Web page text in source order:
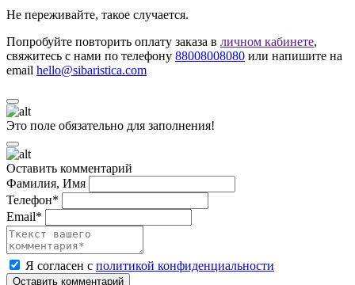
Не переживайте, такое случается.
Попробуйте повторить оплату заказа в личном кабинете,
свяжитесь с нами по телефону 88008008080 или напишите на
email hello@sibaristica.com
Это поле обязательно для заполнения!
Оставить комментарий
Фамилия, Имя
Телефон*
Email*
Я согласен с политикой конфиденциальности